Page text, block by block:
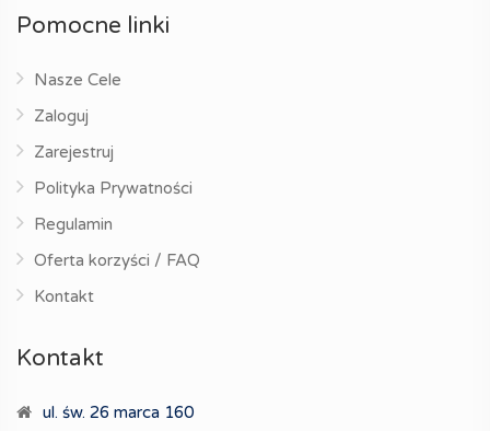
Pomocne linki
Nasze Cele
Zaloguj
Zarejestruj
Polityka Prywatności
Regulamin
Oferta korzyści / FAQ
Kontakt
Kontakt
ul. św. 26 marca 160